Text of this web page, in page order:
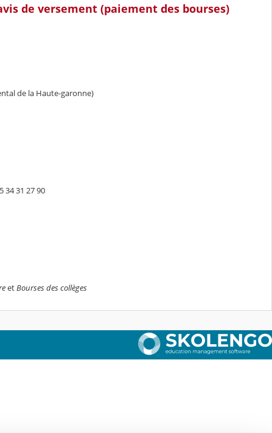
de versement (paiement des bourses)
de la Haute-garonne)
34 31 27 90
etBourses des collèges